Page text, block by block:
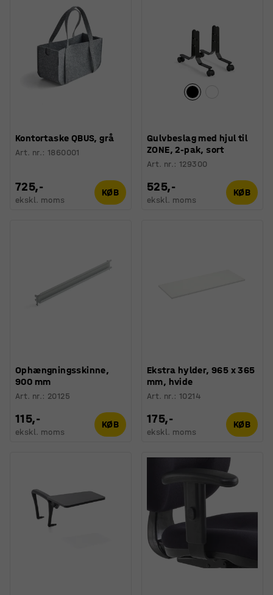
Kontortaske QBUS, grå
Art. nr.:1860001
725,-
ekskl. moms
KØB
Gulvbeslag med hjul til
ZONE, 2-pak, sort
Art. nr.:129300
525,-
ekskl. moms
KØB
Ophængningsskinne,
900 mm
Art. nr.: 20125
115,-
ekskl. moms
KØB
Ekstra hylder, 965 x 365
mm, hvide
Art. nr.:10214
175,-
ekskl. moms
KØB